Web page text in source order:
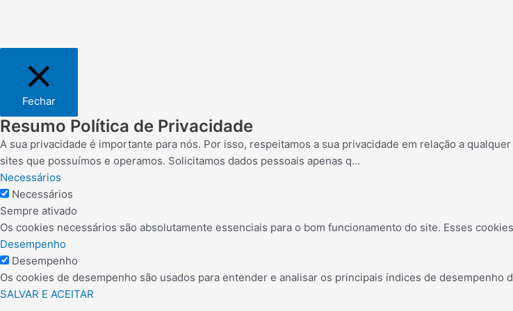
Fechar
Resumo Política de Privacidade
A sua privacidade é importante para nós. Por isso, respeitamos a sua privacidade em relação a
sites que possuímos e operamos. Solicitamos dados pessoais apenas q...
Necessários
Necessários
Sempre ativado
Os cookies necessários são absolutamente essenciais para o bom funcionamento do site. Esses
Desempenho
Desempenho
Os cookies de desempenho são usados para entender e analisar os principais índices de
SALVAR E ACEITAR